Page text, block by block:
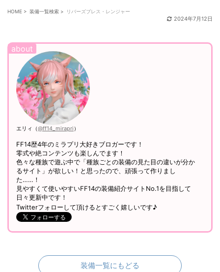
HOME > 装備一覧検索 > リバーズブレス・レンジャー
2024年7月12日
エリィ（@ff14_mirapri）
FF14歴4年のミラプリ大好きブロガーです！
零式や絶コンテンツも楽しんでます！
色々な種族で遊ぶ中で「種族ごとの装備の見た目の違いが分か
るサイト」が欲しい！と思ったので、頑張って作りまし
た……！
見やすくて使いやすいFF14の装備紹介サイトNo.1を目指して
日々更新中です！
Twitterフォローして頂けるとすごく嬉しいです♪
装備一覧にもどる